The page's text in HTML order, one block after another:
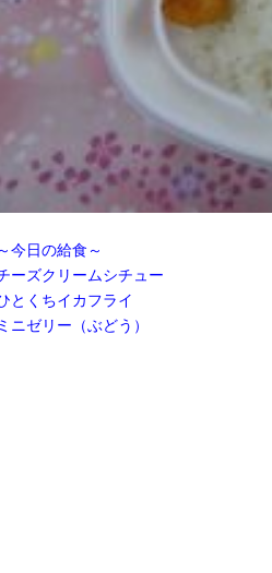
2022年11月(13)
2021年11月(06)
2018年11月(12)
2017年11月(09)
2015年11月(04)
2014年11月(10)
～今日の給食～
ーズクリームシチュー
とくちイカフライ
ミニゼリー（ぶどう）